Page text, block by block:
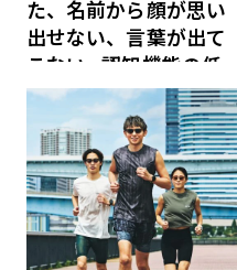
た、名前から顔が思い
出せない、言葉が出て
こない…認知機能の低
下を救う、脳のインナ
ーケアとは